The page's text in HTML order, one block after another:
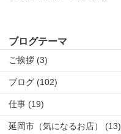
ブログテーマ
ご挨拶 (3)
ブログ (102)
仕事 (19)
延岡市（気になるお店） (13)